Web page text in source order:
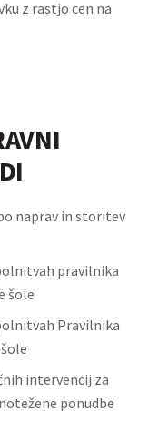
z rastjo cen na
naprav in storitev
pravilnika
šole
Pravilnika
intervencij za
ponudbe